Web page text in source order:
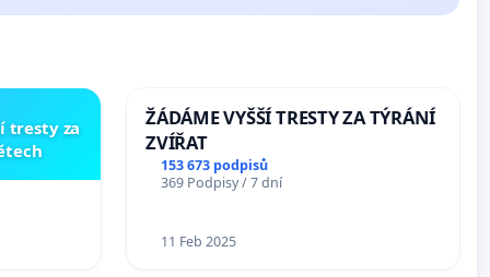
tresty za
ŽÁDÁME VYŠŠÍ TRESTY ZA TÝRÁNÍ
ZVÍŘAT
153 673 podpisů
369 Podpisy / 7 dní
11 Feb 2025